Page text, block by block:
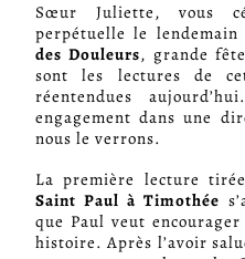
Sœur Juliette, vous
perpétuelle le
des Douleurs, grande
sont les lectures de
réentendues
engagement dans une
nous le verrons.
La première lecture
Saint Paul à Timothée
que Paul veut
histoire. Après l’avoir